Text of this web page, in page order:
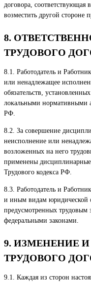
договора, соответствующая
возместить другой стороне
8.
ТРУДОВОГО
8.1. Работодатель и
или ненадлежащее
обязательств,
локальными нормативными
РФ.
8.2. За совершение
неисполнение или
возложенных на него
применены дисциплинарные
Трудового кодекса РФ.
8.3. Работодатель и
и иным видам юридической
предусмотренных трудовым
федеральными законами.
9. ИЗМЕНЕНИЕ
ТРУДОВОГО
9.1. Каждая из сторон